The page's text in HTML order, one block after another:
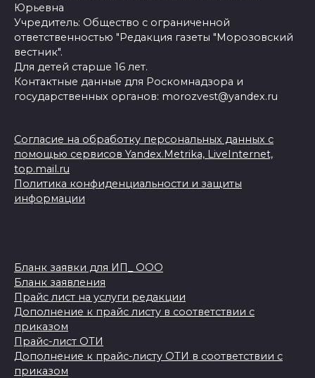
Юрьевна
Учредитель: Общество с ограниченной
ответственностью "Редакция газеты "Морозовский
вестник".
Для детей старше 16 лет.
Контактные данные для Роскомнадзора и
государственных органов: morozvest@yandex.ru
Согласие на обработку персональных данных с
помощью сервисов Yandex.Metrika, LiveInternet,
top.mail.ru
Политика конфиденциальности и защиты
информации
Бланк заявки для ИП_ ООО
Бланк заявления
Прайс лист на услуги редакции
Дополнение к прайс листу в соответствии с
приказом
Прайс-лист ОТИ
Дополнение к прайс-листу ОТИ в соответствии с
приказом